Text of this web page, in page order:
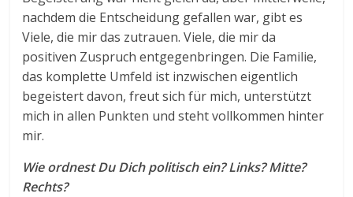
nachdem die Entscheidung gefallen war, gibt es
Viele, die mir das zutrauen. Viele, die mir da
positiven Zuspruch entgegenbringen. Die Familie,
das komplette Umfeld ist inzwischen eigentlich
begeistert davon, freut sich für mich, unterstützt
mich in allen Punkten und steht vollkommen hinter
mir.
Wie ordnest Du Dich politisch ein? Links? Mitte?
Rechts?